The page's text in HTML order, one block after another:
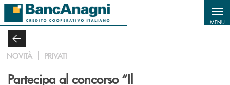
Salta al contenuto principale
MENU
NOVITÀ PRIVATI
Partecipa al concorso “Il